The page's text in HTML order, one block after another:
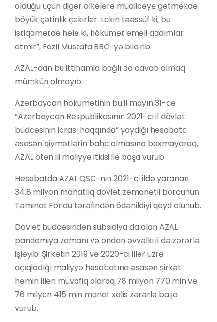
olduğu üçün digər ölkələrə müalicəyə getməkdə
böyük çətinlik çəkirlər. Lakin təəssüf ki, bu
istiqamətdə hələ ki, hökumət əməli addımlar
atmır”, Fazil Mustafa BBC-yə bildirib.
AZAL-dan bu ittihamla bağlı da cavab almaq
mümkün olmayıb.
Azərbaycan hökumətinin bu il mayın 31-də
“Azərbaycan Respublikasının 2021-ci il dövlət
büdcəsinin icrası haqqında” yaydığı hesabata
əsasən qiymətlərin baha olmasına baxmayaraq,
AZAL ötən ili maliyyə itkisi ilə başa vurub.
Hesabatda AZAL QSC-nin 2021-ci ildə yaranan
34.8 milyon manatlıq dövlət zəmanətli borcunun
Təminat Fondu tərəfindən ödənildiyi qeyd olunub.
Dövlət büdcəsindən subsidiya da alan AZAL
pandemiya zamanı və ondan əvvəlki il də zərərlə
işləyib. Şirkətin 2019 və 2020-ci illər üzrə
açıqladığı maliyyə hesabatına əsasən şirkət
həmin illəri müvafiq olaraq 78 milyon 770 min və
76 milyon 415 min manat xalis zərərlə başa
vurub.